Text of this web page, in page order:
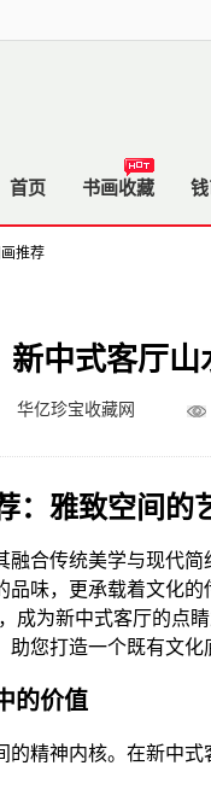
首页 书画收藏
推荐
新中式客厅山
华亿珍宝收藏网
：雅致空间的
融合传统美学与现代
味，更承载着文化
成为新中式客厅的点
您打造一个既有文化
的价值
精神内核。在新中